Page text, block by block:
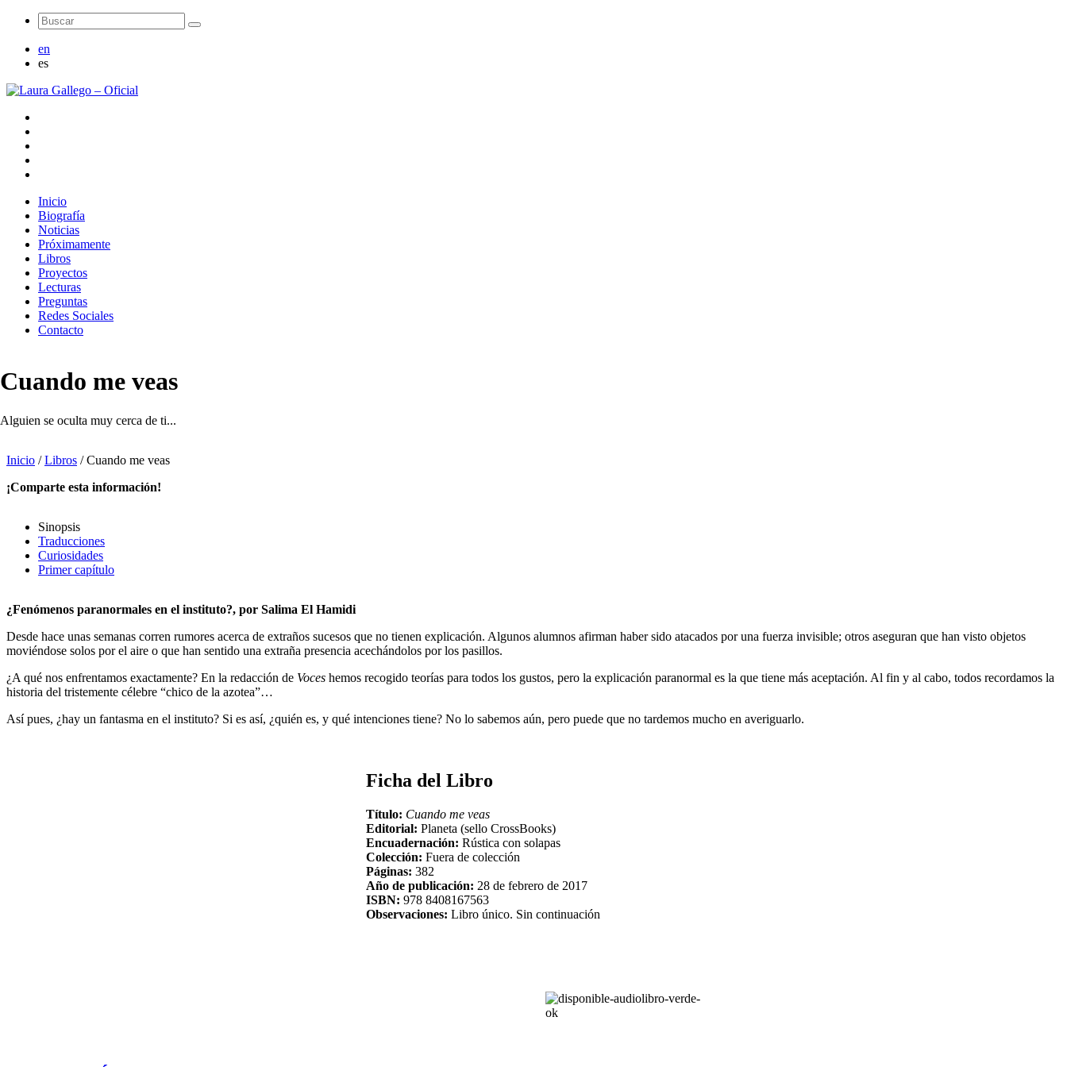
en
es
Inicio
Biografía
Noticias
Próximamente
Libros
Proyectos
Lecturas
Preguntas
Redes Sociales
Contacto
Cuando me veas
Alguien se oculta muy cerca de ti...
Inicio /Libros /Cuando me veas
¡Comparte esta información!
Sinopsis
Traducciones
Curiosidades
Primer capítulo
¿Fenómenos paranormales en el instituto?, por Salima El Hamidi
Desde hace unas semanas corren rumores acerca de extraños sucesos que no tienen explicación. Algunos alumnos afirman haber sido atacados por una fuerza invisible; otros aseguran que han visto objetos
moviéndose solos por el aire o que han sentido una extraña presencia acechándolos por los pasillos.
¿A qué nos enfrentamos exactamente? En la redacción de Voces hemos recogido teorías para todos los gustos, pero la explicación paranormal es la que tiene más aceptación. Al fin y al cabo, todos recordamos la
historia del tristemente célebre “chico de la azotea”…
Así pues, ¿hay un fantasma en el instituto? Si es así, ¿quién es, y qué intenciones tiene? No lo sabemos aún, pero puede que no tardemos mucho en averiguarlo.
Ficha del Libro
Título: Cuando me veas
Editorial: Planeta (sello CrossBooks)
Encuadernación: Rústica con solapas
Colección: Fuera de colección
Páginas: 382
Año de publicación: 28 de febrero de 2017
ISBN: 978 8408167563
Observaciones: Libro único. Sin continuación